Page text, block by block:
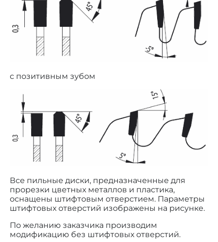
с позитивным зубом
Все пильные диски, предназначенные для
прорезки цветных металлов и пластика,
оснащены штифтовым отверстием. Параметры
штифтовых отверстий изображены на рисунке.
По желанию заказчика производим
модификацию без штифтовых отверстий.